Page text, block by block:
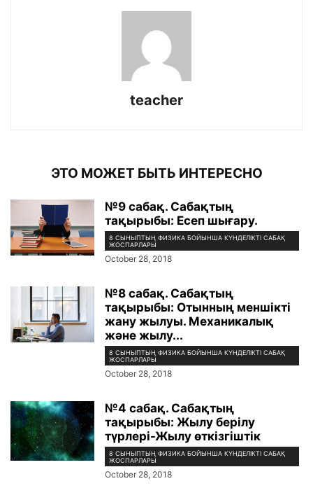
teacher
ЭТО МОЖЕТ БЫТЬ ИНТЕРЕСНО
№9 сабақ. Сабақтың
тақырыбы: Есеп шығару.
8 СЫНЫПТЫҢ ФИЗИКА БОЙЫНША КҮНДЕЛІКТІ САБАҚ
ЖОСПАРЛАРЫ
October 28, 2018
№8 сабақ. Сабақтың
тақырыбы: Отынның меншікті
жану жылуы. Механикалық
және жылу...
8 СЫНЫПТЫҢ ФИЗИКА БОЙЫНША КҮНДЕЛІКТІ САБАҚ
ЖОСПАРЛАРЫ
October 28, 2018
№4 сабақ. Сабақтың
тақырыбы: Жылу берілу
түрлері-Жылу өткізгіштік
8 СЫНЫПТЫҢ ФИЗИКА БОЙЫНША КҮНДЕЛІКТІ САБАҚ
ЖОСПАРЛАРЫ
October 28, 2018